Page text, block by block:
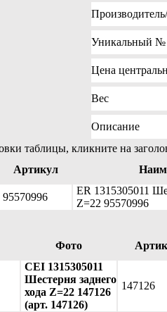
Производитель
Уникальный №
Цена
Вес
Описание
таблицы, кликните на
Артикул
95570996
ER 1315305011
Z=22 95570996
Фото
CEI 1315305011
Шестерня заднего
хода Z=22 147126
(арт. 147126)
147126